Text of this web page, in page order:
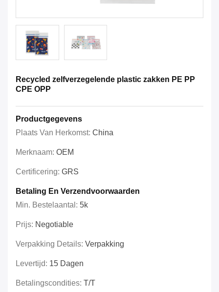
Recycled zelfverzegelende plastic zakken PE PP
CPE OPP
Productgegevens
Plaats Van Herkomst: China
Merknaam: OEM
Certificering: GRS
Betaling En Verzendvoorwaarden
Min. Bestelaantal: 5k
Prijs: Negotiable
Verpakking Details: Verpakking
Levertijd: 15 Dagen
Betalingscondities: T/T